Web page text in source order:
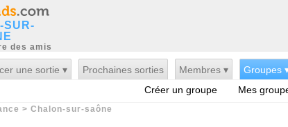
SUR-
des amis
une sortie ▾ Prochaines sorties Membres ▾
Groupes
Créer un groupe
Mes
> Chalon-sur-saône